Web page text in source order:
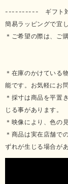
---------- ギフト
簡易ラッピングで宜
＊ご希望の際は、ご
＊在庫のかけている
能です。お気軽にお
＊採寸は商品を平置
じる事があります。
＊映像により、色の
＊商品は実在店舗で
ずれが生じる場合が